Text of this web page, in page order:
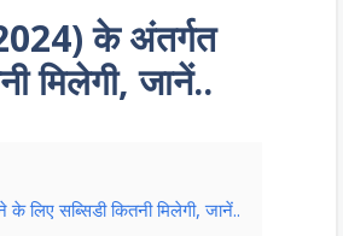
के अंतर्गत
मिलेगी, जानें..
लिए सब्सिडी कितनी मिलेगी, जानें..